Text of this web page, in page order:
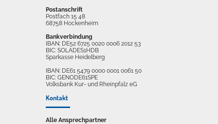
Postanschrift
Postfach 15 48
68758 Hockenheim
Bankverbindung
IBAN: DE52 6725 0020 0006 2012 53
BIC: SOLADES1HDB
Sparkasse Heidelberg
IBAN: DE61 5479 0000 0001 0061 50
BIC: GENODE61SPE
Volksbank Kur- und Rheinpfalz eG
Kontakt
Alle Ansprechpartner